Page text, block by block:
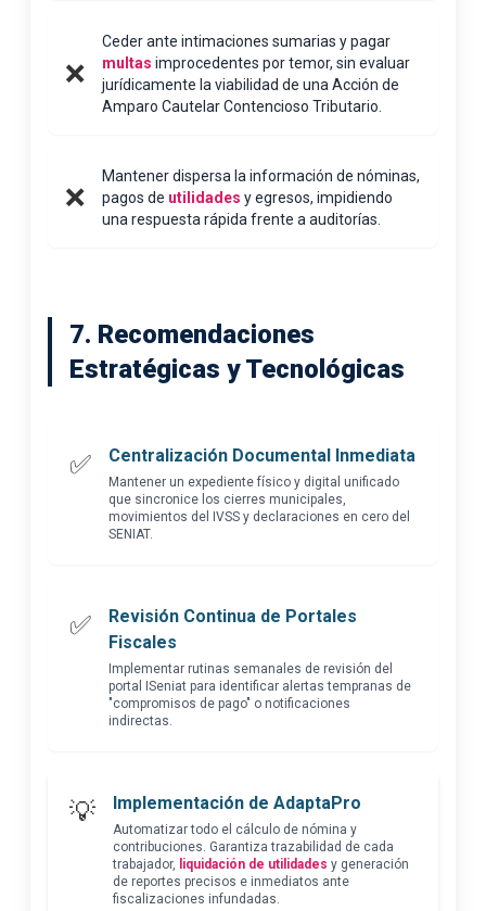
❌
Ceder ante intimaciones sumarias y pagar
multas improcedentes por temor, sin evaluar
jurídicamente la viabilidad de una Acción de
Amparo Cautelar Contencioso Tributario.
❌
Mantener dispersa la información de nóminas,
pagos de utilidades y egresos, impidiendo
una respuesta rápida frente a auditorías.
7. Recomendaciones
Estratégicas y Tecnológicas
✅ Centralización Documental Inmediata
Mantener un expediente físico y digital unificado
que sincronice los cierres municipales,
movimientos del IVSS y declaraciones en cero del
SENIAT.
✅
Revisión Continua de Portales
Fiscales
Implementar rutinas semanales de revisión del
portal ISeniat para identificar alertas tempranas de
"compromisos de pago" o notificaciones
indirectas.
💡 Implementación de AdaptaPro
Automatizar todo el cálculo de nómina y
contribuciones. Garantiza trazabilidad de cada
trabajador, liquidación de utilidades y generación
de reportes precisos e inmediatos ante
fiscalizaciones infundadas.